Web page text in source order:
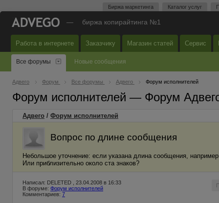
Биржа маркетинга Каталог услуг
— биржа копирайтинга №1
Работа в интернете Заказчику Магазин статей Сервис
Все форумы Новые сообщения
Адвего Форум Все форумы Адвего Форум исполнителей
Форум исполнителей — Форум
Адвего / Форум исполнителей
Вопрос по длине сообщения
Небольшое уточнение: если указана длина сообщения,
Или приблизительно около ста знаков?
Написал: DELETED , 23.04.2008 в 16:33
В форуме: Форум исполнителей
Комментариев: 7